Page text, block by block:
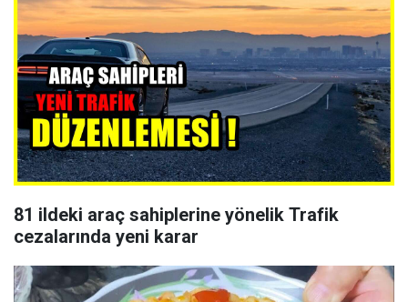
81 ildeki araç sahiplerine yönelik Trafik
cezalarında yeni karar